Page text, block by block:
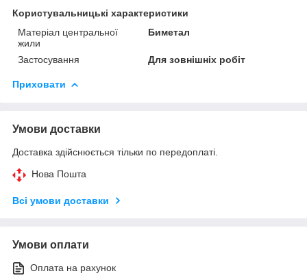
Користувальницькі характеристики
Матеріал центральної
жили
Биметал
Застосування Для зовнішніх робіт
Приховати
Умови доставки
Доставка здійснюється тільки по передоплаті.
Нова Пошта
Всі умови доставки
Умови оплати
Оплата на рахунок